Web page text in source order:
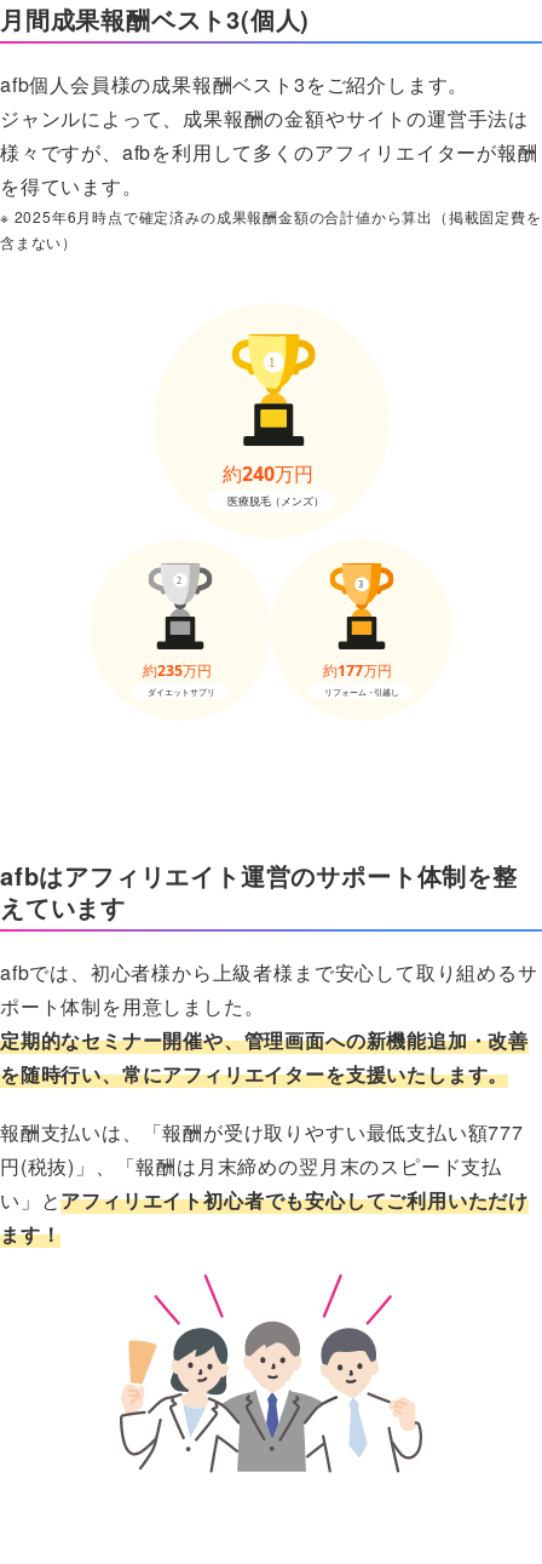
月間成果報酬ベスト3(個人)
afb個人会員様の成果報酬ベスト3をご紹介します。
ジャンルによって、成果報酬の金額やサイトの運営手法は
様々ですが、afbを利用して多くのアフィリエイターが報酬
を得ています。
※ 2025年6月時点で確定済みの成果報酬金額の合計値から算出（掲載固定費を
含まない）
afbはアフィリエイト運営のサポート体制を整
えています
afbでは、初心者様から上級者様まで安心して取り組めるサ
ポート体制を用意しました。
定期的なセミナー開催や、管理画面への新機能追加・改善
を随時行い、常にアフィリエイターを支援いたします。
報酬支払いは、「報酬が受け取りやすい最低支払い額777
円(税抜)」、「報酬は月末締めの翌月末のスピード支払
い」とアフィリエイト初心者でも安心してご利用いただけ
ます！